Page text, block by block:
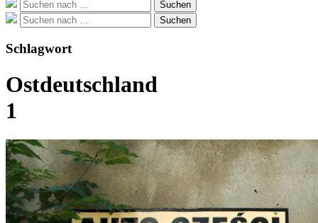
nach:
Suchen
Suche
nach:
Suchen
Schlagwort
Ostdeutschland
1